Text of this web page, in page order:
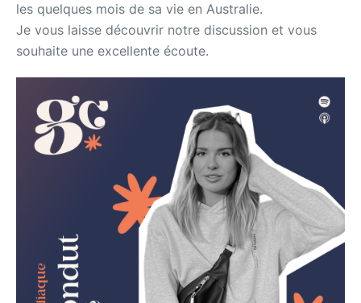
les quelques mois de sa vie en Australie.
Je vous laisse découvrir notre discussion et vous
souhaite une excellente écoute.